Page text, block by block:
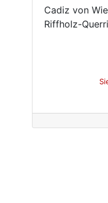
Cadiz von
Riffholz-